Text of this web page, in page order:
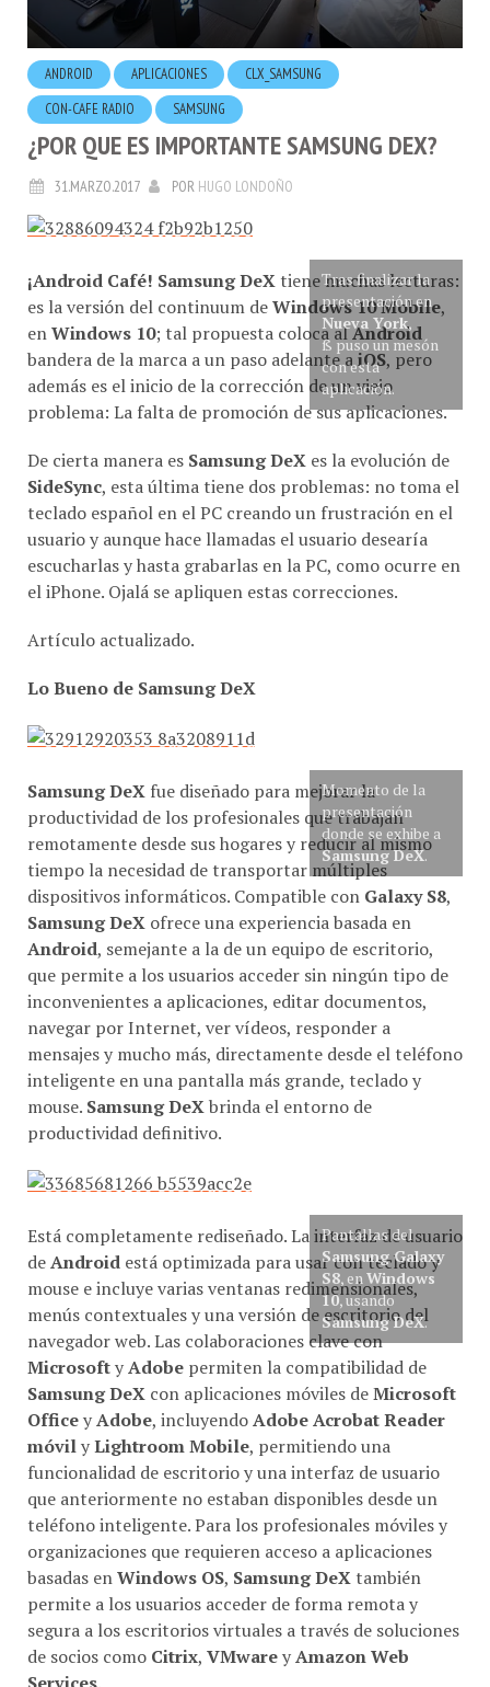
ANDROID APLICACIONES
CLX_SAMSUNG
CON-CAFE RADIO
SAMSUNG
¿POR QUE ES IMPORTANTE SAMSUNG DEX?
31.MARZO.2017 POR HUGO LONDOÑO
Tras finalizar la
presentación en
Nueva York,
ß puso un mesón
con esta
aplicación.
¡Android Café! Samsung DeX tiene muchas lecturas:
es la versión del continuum de Windows 10 Mobile
Windows 10 ; tal propuesta coloca alAndroid
bandera de la marca a un paso adelante aiOS, pero
además es el inicio de la corrección de un viejo
problema: La falta de promoción de sus aplicaciones.
De cierta manera es Samsung DeX es la evolución de
SideSync
, esta última tiene dos problemas: no toma el
teclado español en el PC creando un frustración en el
usuario y aunque hace llamadas el usuario desearía
escucharlas y hasta grabarlas en la PC, como ocurre en
el iPhone. Ojalá se apliquen estas correcciones.
Artículo actualizado.
Lo Bueno de Samsung DeX
Momento de la
presentación
donde se exhibe a
Samsung DeX.
Samsung DeX fue diseñado para mejorar la
productividad de los profesionales que trabajan
remotamente desde sus hogares y reducir al mismo
tiempo la necesidad de transportar múltiples
dispositivos informáticos. Compatible con Galaxy S8
Samsung DeX ofrece una experiencia basada en
Android, semejante a la de un equipo de escritorio,
que permite a los usuarios acceder sin ningún tipo de
inconvenientes a aplicaciones, editar documentos,
navegar por Internet, ver vídeos, responder a
mensajes y mucho más, directamente desde el teléfono
inteligente en una pantalla más grande, teclado y
mouse. Samsung DeX brinda el entorno de
productividad definitivo.
Pantallas del
Samsung Galaxy
S8, enWindows
10, usando
Samsung DeX.
Está completamente rediseñado. La interfaz de usuario
de
Android está optimizada para usar con teclado y
mouse e incluye varias ventanas redimensionales,
menús contextuales y una versión de escritorio del
navegador web. Las colaboraciones clave con
Microsoft
Adobe
permiten la compatibilidad de
Samsung DeX con aplicaciones móviles de Microsoft
Office
Adobe , incluyendo
Adobe Acrobat Reader
móvil y Lightroom Mobile
, permitiendo una
funcionalidad de escritorio y una interfaz de usuario
que anteriormente no estaban disponibles desde un
teléfono inteligente. Para los profesionales móviles y
organizaciones que requieren acceso a aplicaciones
basadas en Windows OS Samsung DeX también
permite a los usuarios acceder de forma remota y
segura a los escritorios virtuales a través de soluciones
de socios como Citrix VMware
Amazon Web
Services